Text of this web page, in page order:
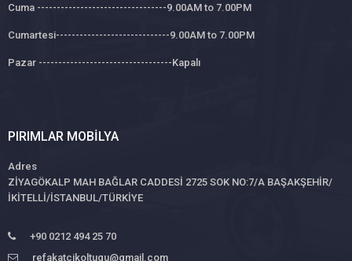
Cuma ---------------------------------9.00AM to 7.00PM
Cumartesi-----------------------------9.00AM to 7.00PM
Pazar ----------------------------------Kapalı
PIRIMLAR MOBILYA
Adres
ZİYAGÖKALP MAH BAĞLAR CADDESİ 2725 SOK NO:7/A BAŞAKŞEHİR/
İKİTELLİ/İSTANBUL/TÜRKİYE
+90 0212 494 25 70
refakatcikoltugu@gmail.com